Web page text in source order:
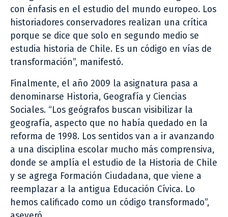
con énfasis en el estudio del mundo europeo. Los
historiadores conservadores realizan una crítica
porque se dice que solo en segundo medio se
estudia historia de Chile. Es un código en vías de
transformación”, manifestó.
Finalmente, el año 2009 la asignatura pasa a
denominarse Historia, Geografía y Ciencias
Sociales. “Los geógrafos buscan visibilizar la
geografía, aspecto que no había quedado en la
reforma de 1998. Los sentidos van a ir avanzando
a una disciplina escolar mucho más comprensiva,
donde se amplía el estudio de la Historia de Chile
y se agrega Formación Ciudadana, que viene a
reemplazar a la antigua Educación Cívica. Lo
hemos calificado como un código transformado”,